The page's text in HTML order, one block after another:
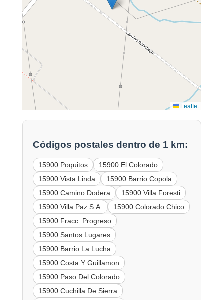
Leaflet
Códigos postales dentro de 1 km:
15900 Poquitos
15900 El Colorado
15900 Vista Linda
15900 Barrio Copola
15900 Camino Dodera
15900 Villa Foresti
15900 Villa Paz S.A.
15900 Colorado Chico
15900 Fracc. Progreso
15900 Santos Lugares
15900 Barrio La Lucha
15900 Costa Y Guillamon
15900 Paso Del Colorado
15900 Cuchilla De Sierra